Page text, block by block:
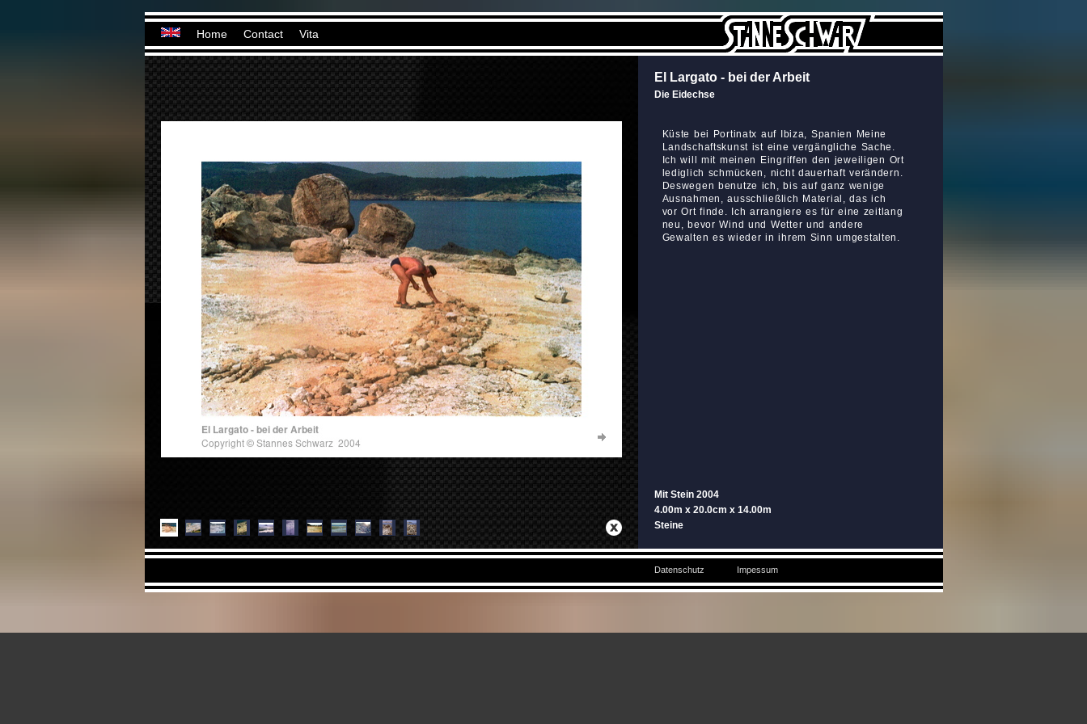
Home Contact Vita
El Largato - bei der Arbeit
Die Eidechse
Küste bei Portinatx auf Ibiza, Spanien Meine
Landschaftskunst ist eine vergängliche Sache.
Ich will mit meinen Eingriffen den jeweiligen Ort
lediglich schmücken, nicht dauerhaft verändern.
Deswegen benutze ich, bis auf ganz wenige
Ausnahmen, ausschließlich Material, das ich
vor Ort finde. Ich arrangiere es für eine zeitlang
neu, bevor Wind und Wetter und andere
Gewalten es wieder in ihrem Sinn umgestalten.
Mit Stein 2004
4.00m x 20.0cm x 14.00m
Steine
Datenschutz Impessum